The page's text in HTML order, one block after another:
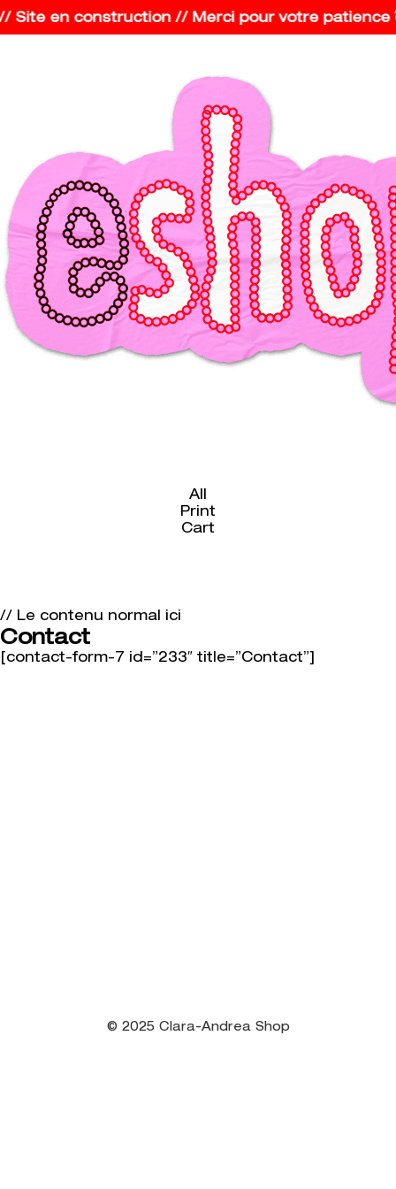
Site en construction // Merci pour votre
All
Print
Cart
// Le contenu normal ici
Contact
[contact-form-7 id=”233″ title=”Contact”]
© 2025 Clara-Andrea Shop